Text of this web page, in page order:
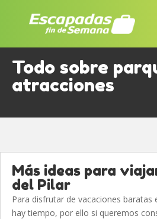
Todo sobre
atracciones
Más ideas para
del Pilar
Para disfrutar de vacaciones baratas
hay tiempo, por ello si queremos